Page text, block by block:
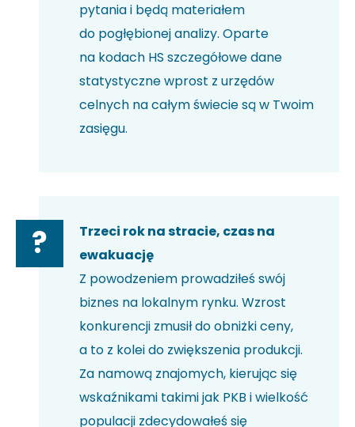
pytania i będą materiałem
do pogłębionej analizy. Oparte
na kodach HS szczegółowe dane
statystyczne wprost z urzędów
celnych na całym świecie są w Twoim
zasięgu.
?
Trzeci rok na stracie, czas na
ewakuację
Z powodzeniem prowadziłeś swój
biznes na lokalnym rynku. Wzrost
konkurencji zmusił do obniżki ceny,
a to z kolei do zwiększenia produkcji.
Za namową znajomych, kierując się
wskaźnikami takimi jak PKB i wielkość
populacji zdecydowałeś się